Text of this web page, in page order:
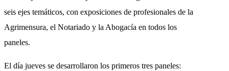
seis ejes temáticos, con exposiciones de profesionales de la
Agrimensura, el Notariado y la Abogacía en todos los
paneles.
El día jueves se desarrollaron los primeros tres paneles: